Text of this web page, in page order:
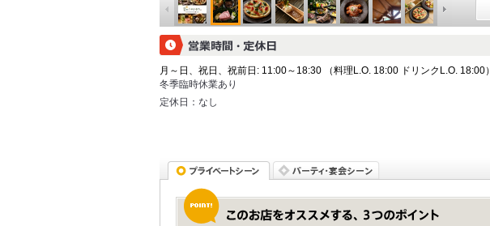
月～日、祝日、祝前日: 11:00～18:30 （料理L.O. 18:00 ドリンクL.O. 18:00）
冬季臨時休業あり
定休日： なし